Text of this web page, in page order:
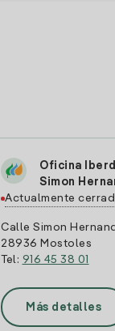
Oficina
Simon
Actualmente
Calle Simon
28936 Mostoles
Tel: 916 45 38 01
Más detalles